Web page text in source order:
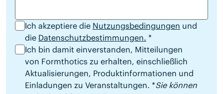
Ich akzeptiere die Nutzungsbedingungen und
die Datenschutzbestimmungen. *
Ich bin damit einverstanden, Mitteilungen
von Formthotics zu erhalten, einschließlich
Aktualisierungen, Produktinformationen und
Einladungen zu Veranstaltungen. *Sie können